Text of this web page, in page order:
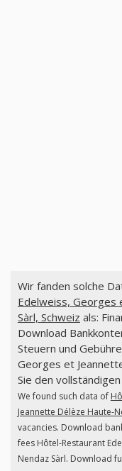
Wir fanden solche
Edelweiss, Georges
Sàrl, Schweiz als:
Download
Steuern und
Georges et
Sie den
We found such data of
Jeannette Délèze Haute-
vacancies. Download
fees Hôtel-Restaurant
Nendaz Sàrl. Download